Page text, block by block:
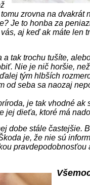
tomu zrovna na dvakrát
Je to honba za
aj keď ak máte len
tak trochu tušíte,
Nie je nič horšie,
tým hlbších
od seba sa naozaj
je tak vhodné ak
jej dieťa, ktoré má
dobe stále častejšie.
je, že nie sú